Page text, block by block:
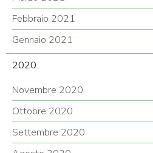
Febbraio 2021
Gennaio 2021
2020
Novembre 2020
Ottobre 2020
Settembre 2020